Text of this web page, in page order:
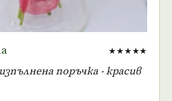
★★★★★
поръчка - красив